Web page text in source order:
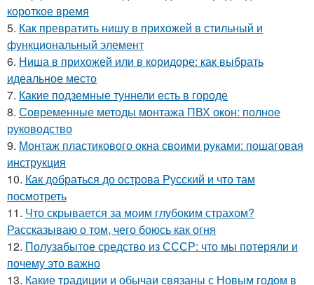
короткое время
5. Как превратить нишу в прихожей в стильный и
функциональный элемент
6. Ниша в прихожей или в коридоре: как выбрать
идеальное место
7. Какие подземные туннели есть в городе
8. Современные методы монтажа ПВХ окон: полное
руководство
9. Монтаж пластикового окна своими руками: пошаговая
инструкция
10. Как добраться до острова Русский и что там
посмотреть
11. Что скрывается за моим глубоким страхом?
Рассказываю о том, чего боюсь как огня
12. Полузабытое средство из СССР: что мы потеряли и
почему это важно
13. Какие традиции и обычаи связаны с Новым годом в